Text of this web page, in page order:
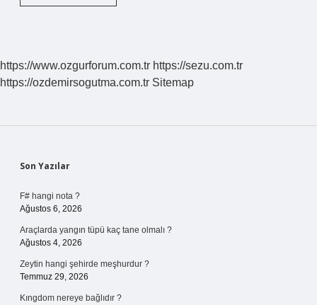
Temel
https://www.ozgurforum.com.tr https://sezu.com.tr
https://ozdemirsogutma.com.tr Sitemap
Sidebar
Son Yazılar
F# hangi nota ?
Ağustos 6, 2026
Araçlarda yangın tüpü kaç tane olmalı ?
Ağustos 4, 2026
Zeytin hangi şehirde meşhurdur ?
Temmuz 29, 2026
Kıngdom nereye bağlıdır ?